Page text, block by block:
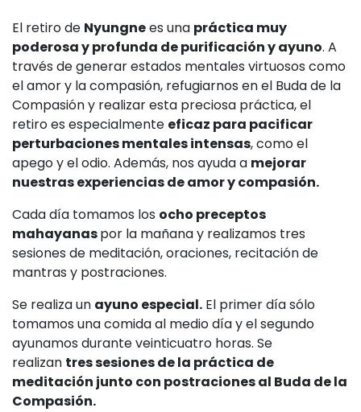
El retiro de Nyungnees una práctica muy
poderosa y profunda de purificación y ayuno. A
través de generar estados mentales virtuosos como
el amor y la compasión, refugiarnos en el Buda de la
Compasión y realizar esta preciosa práctica, el
retiro es especialmente eficaz para pacificar
perturbaciones mentales intensas, como el
apego y el odio. Además, nos ayuda a mejorar
nuestras experiencias de amor y compasión.
Cada día tomamos los ocho preceptos
mahayanaspor la mañana y realizamos tres
sesiones de meditación, oraciones, recitación de
mantras y postraciones.
Se realiza un ayuno especial. El primer día sólo
tomamos una comida al medio día y el segundo
ayunamos durante veinticuatro horas. Se
realizan tres sesiones de la práctica de
meditación junto con postraciones al Buda de la
Compasión.